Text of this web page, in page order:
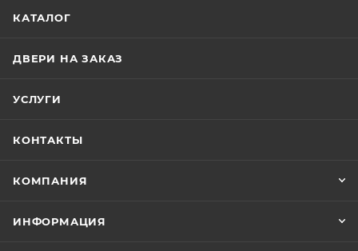
КАТАЛОГ
ДВЕРИ НА ЗАКАЗ
УСЛУГИ
КОНТАКТЫ
КОМПАНИЯ
ИНФОРМАЦИЯ